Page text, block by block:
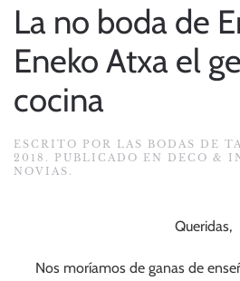
La no boda de
Eneko Atxa el
cocina
ESCRITO POR LAS BODAS DE
2018 . PUBLICADO EN DECO &
NOVIAS .
Queridas,
Nos moríamos de ganas de